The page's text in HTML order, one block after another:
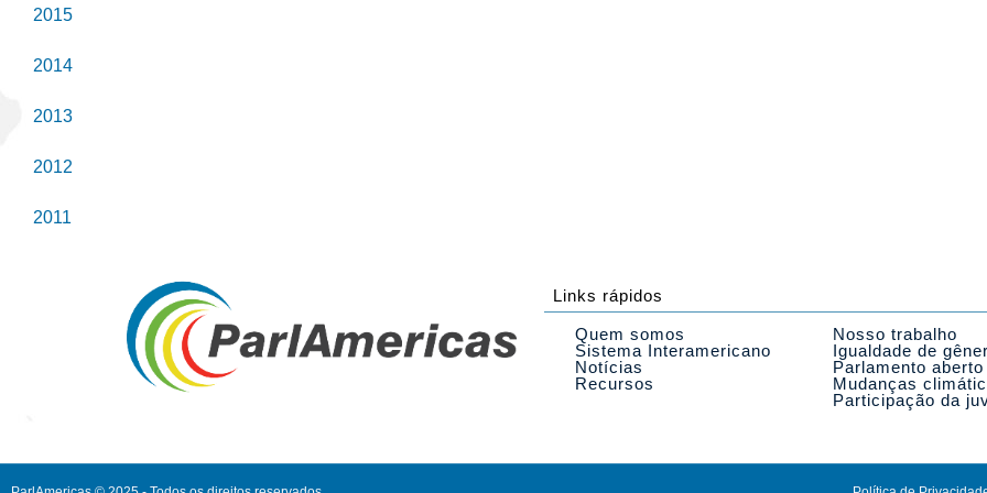
2015
2014
2013
2012
2011
Links rápidos
Quem somos
Sistema Interamericano
Notícias
Recursos
Nosso trabalho
Igualdade de
Parlamento aberto
Mudanças
Participação da